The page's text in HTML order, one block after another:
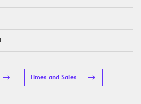
Times and Sales